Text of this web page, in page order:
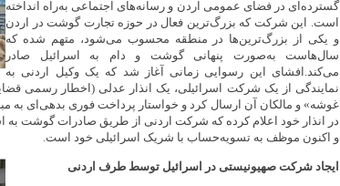
گسترده‌ای در فضای عمومی اردن و رسانه‌های اجتماعی به‌راه انداخته
است. این شرکت که بزرگ‌ترین فعال در حوزه تجارت گوشت در اردن
و یکی از بزرگ‌ترین‌ها در منطقه محسوب می‌شود، متهم شده که
سال‌هاست به‌صورت پنهانی گوشت و دام به اسرائیل صادر
می‌کند.افشای این رسوایی زمانی آغاز شد که یک وکیل اردنی به
نمایندگی از یک شرکت اسرائیلی، یک انذار عدلی (اخطار رسمی
در انذار خود اعلام کرده که شرکت اردنی از طریق صادرات گوشت به
و اکنون موظف به تسویه‌حساب با شریک اسرائیلی خود است.
ایجاد شرکت صهیونیستی در اسرائیل توسط طرف اردنی